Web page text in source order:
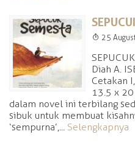
T 25
Diah A.
Cetakan
13.5 x
dalam novel ini terbilang
sibuk untuk membuat
‘sempurna’,... Selengkapnya